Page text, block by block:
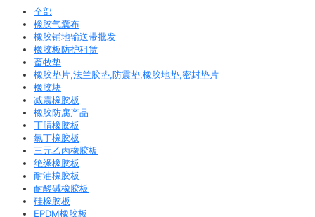
全部
橡胶气囊布
橡胶铺地输送带批发
橡胶板防护租赁
畜牧垫
橡胶垫片,法兰胶垫,防震垫,橡胶地垫,密封垫片
橡胶块
减震橡胶板
橡胶防腐产品
丁腈橡胶板
氯丁橡胶板
三元乙丙橡胶板
绝缘橡胶板
耐油橡胶板
耐酸碱橡胶板
硅橡胶板
EPDM橡胶板